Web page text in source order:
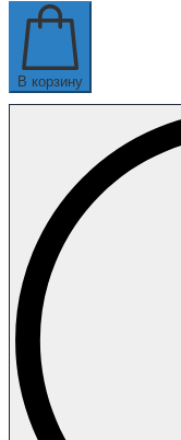
В корзину